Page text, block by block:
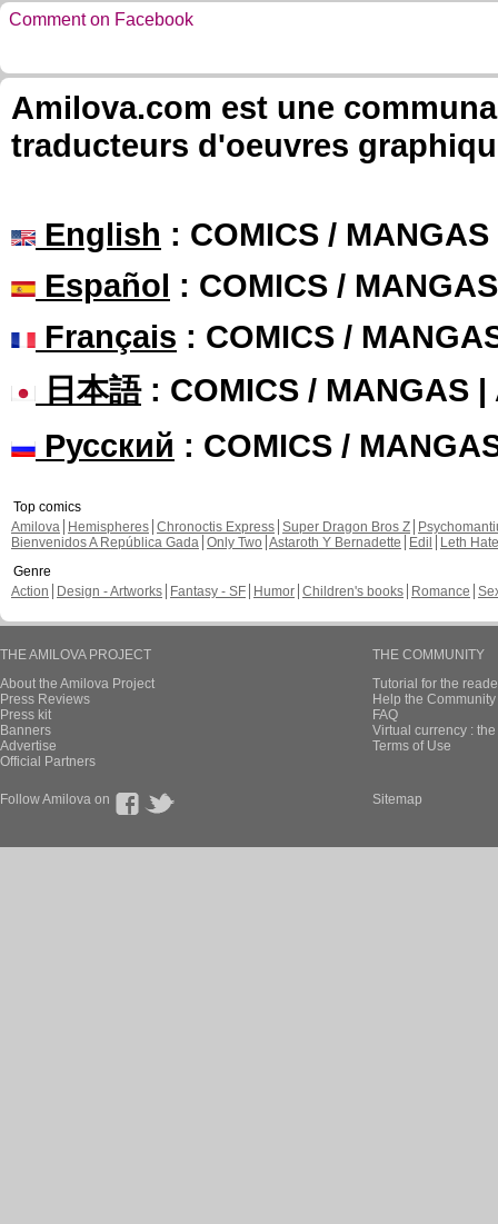
Comment on Facebook
Amilova.com est une
traducteurs d'oeuvres
English : COMICS /
Español : COMICS /
Français : COMICS /
日本語: COMICS / MANGAS |
Русский : COMICS /
Top comics
Amilova
Hemispheres Chronoctis Express Super Dragon Bros Z
Bienvenidos A República Gada Only Two Astaroth Y Bernadette Edil
Leth Hate
Genre
Action
Design - Artworks Fantasy - SF Humor Children's books Romance
THE AMILOVA PROJECT
About the Amilova Project
Press Reviews
Press kit
Banners
Advertise
Official Partners
THE COMMUNITY
Tutorial for the
Help the
FAQ
Virtual currency :
Terms of Use
Follow Amilova on Sitemap